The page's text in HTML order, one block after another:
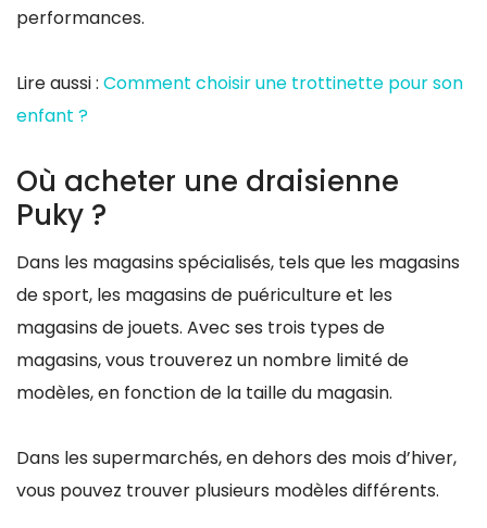
performances.
Lire aussi : Comment choisir une trottinette pour son
enfant ?
Où acheter une draisienne
Puky ?
Dans les magasins spécialisés, tels que les magasins
de sport, les magasins de puériculture et les
magasins de jouets. Avec ses trois types de
magasins, vous trouverez un nombre limité de
modèles, en fonction de la taille du magasin.
Dans les supermarchés, en dehors des mois d’hiver,
vous pouvez trouver plusieurs modèles différents.